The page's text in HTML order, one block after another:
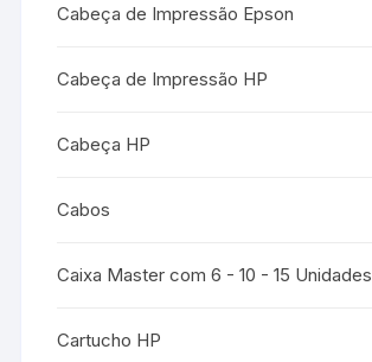
Cabeça de Impressão Epson
Cabeça de Impressão HP
Cabeça HP
Cabos
Caixa Master com 6 - 10 - 15 Unidades
Cartucho HP